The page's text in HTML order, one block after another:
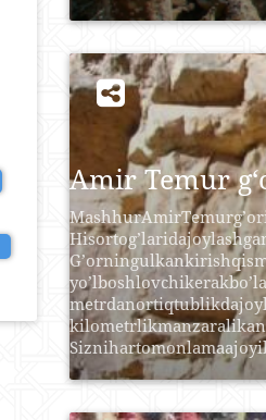
Amir Temur